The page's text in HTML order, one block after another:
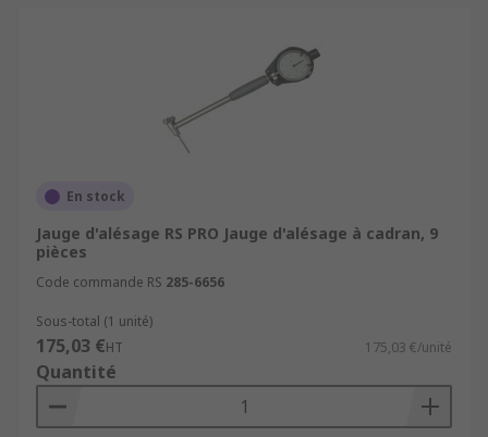
En stock
Jauge d'alésage RS PRO Jauge d'alésage à cadran, 9
pièces
Code commande RS 285-6656
Sous-total (1 unité)
175,03 €HT 175,03 €/unité
Quantité